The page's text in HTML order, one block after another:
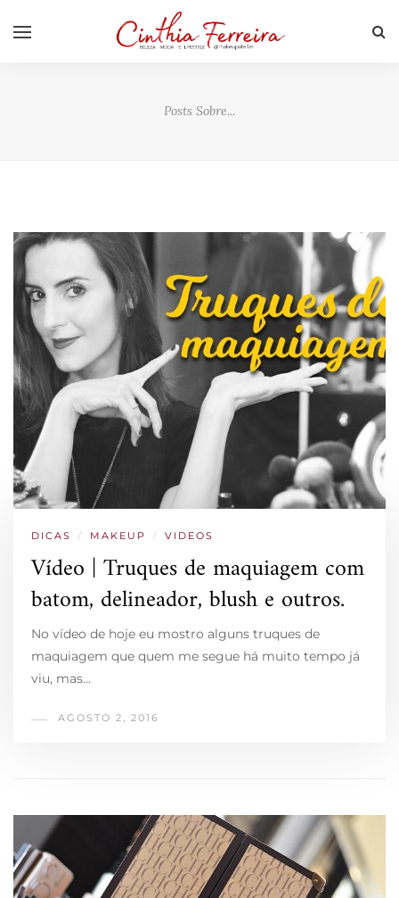
Posts Sobre...
DICAS / MAKEUP / VIDEOS
Vídeo | Truques de maquiagem com
batom, delineador, blush e outros.
No vídeo de hoje eu mostro alguns truques de
maquiagem que quem me segue há muito tempo já
viu, mas…
AGOSTO 2, 2016